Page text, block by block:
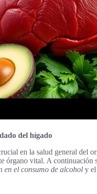
del hígado
en la salud general del
órgano vital. A continuación
en el consumo de alcohol y el